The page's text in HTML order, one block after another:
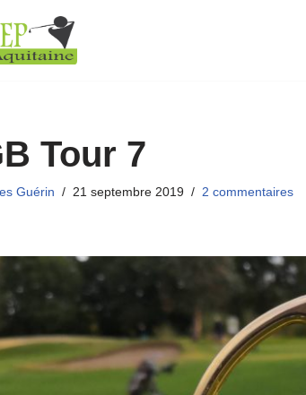
Tour 7
Guérin 21 septembre 2019 2 commentaires